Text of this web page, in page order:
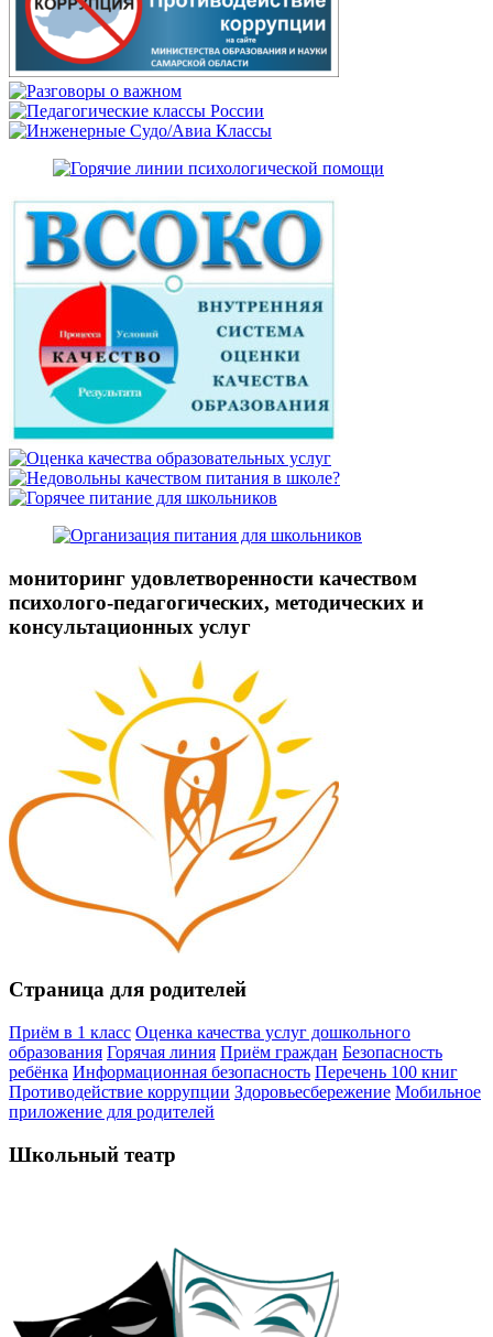
мониторинг удовлетворенности качеством
психолого-педагогических, методических и
консультационных услуг
Страница для родителей
Приём в 1 класс Оценка качества услуг дошкольного
образования Горячая линия Приём граждан Безопасность
ребёнка Информационная безопасность Перечень 100 книг
Противодействие коррупции Здоровьесбережение Мобильное
приложение для родителей
Школьный театр